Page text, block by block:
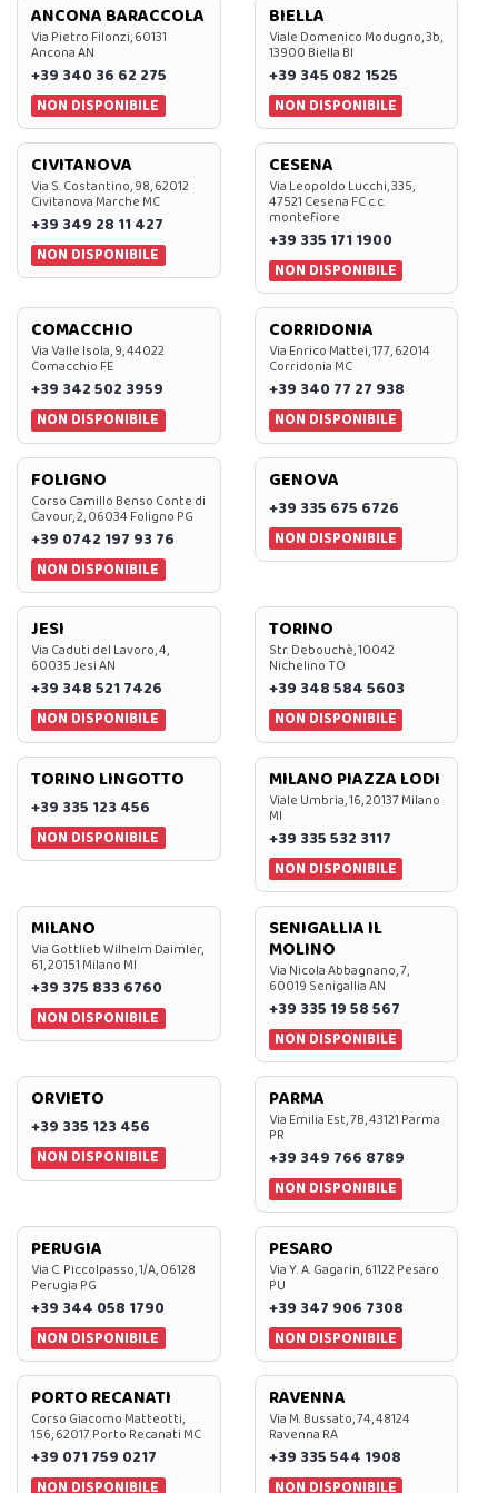
ANCONA BARACCOLA
Via Pietro Filonzi, 60131
Ancona AN
+39 340 36 62 275
NON DISPONIBILE
BIELLA
Viale Domenico Modugno, 3b,
13900 Biella BI
+39 345 082 1525
NON DISPONIBILE
CIVITANOVA
Via S. Costantino, 98, 62012
Civitanova Marche MC
+39 349 28 11 427
NON DISPONIBILE
CESENA
Via Leopoldo Lucchi, 335,
47521 Cesena FC c.c.
montefiore
+39 335 171 1900
NON DISPONIBILE
COMACCHIO
Via Valle Isola, 9, 44022
Comacchio FE
+39 342 502 3959
NON DISPONIBILE
CORRIDONIA
Via Enrico Mattei, 177, 62014
Corridonia MC
+39 340 77 27 938
NON DISPONIBILE
FOLIGNO
Corso Camillo Benso Conte di
Cavour, 2, 06034 Foligno PG
+39 0742 197 93 76
NON DISPONIBILE
GENOVA
+39 335 675 6726
NON DISPONIBILE
JESI
Via Caduti del Lavoro, 4,
60035 Jesi AN
+39 348 521 7426
NON DISPONIBILE
TORINO
Str. Debouchè, 10042
Nichelino TO
+39 348 584 5603
NON DISPONIBILE
TORINO LINGOTTO
+39 335 123 456
NON DISPONIBILE
MILANO PIAZZA LODI
Viale Umbria, 16, 20137 Milano
MI
+39 335 532 3117
NON DISPONIBILE
MILANO
Via Gottlieb Wilhelm Daimler,
61, 20151 Milano MI
+39 375 833 6760
NON DISPONIBILE
SENIGALLIA IL
MOLINO
Via Nicola Abbagnano, 7,
60019 Senigallia AN
+39 335 19 58 567
NON DISPONIBILE
ORVIETO
+39 335 123 456
NON DISPONIBILE
PARMA
Via Emilia Est, 7B, 43121 Parma
PR
+39 349 766 8789
NON DISPONIBILE
PERUGIA
Via C. Piccolpasso, 1/A, 06128
Perugia PG
+39 344 058 1790
NON DISPONIBILE
PESARO
Via Y. A. Gagarin, 61122 Pesaro
PU
+39 347 906 7308
NON DISPONIBILE
PORTO RECANATI
Corso Giacomo Matteotti,
156, 62017 Porto Recanati MC
+39 071 759 0217
NON DISPONIBILE
RAVENNA
Via M. Bussato, 74, 48124
Ravenna RA
+39 335 544 1908
NON DISPONIBILE